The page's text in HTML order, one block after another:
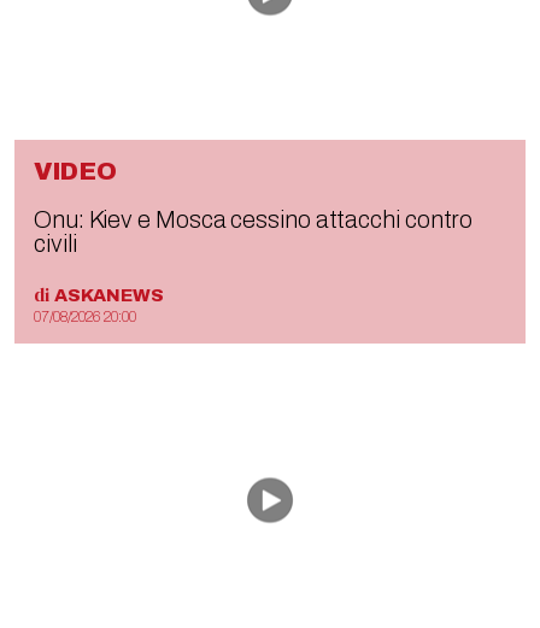
VIDEO
Onu: Kiev e Mosca cessino attacchi contro
civili
di ASKANEWS
07/08/2026 20:00